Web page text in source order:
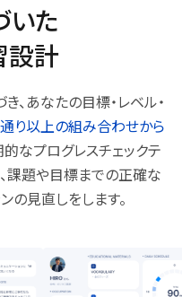
いた
設計
き、あなたの目標・レベル・
り以上の組み合わせから
的なプログレスチェックテ
課題や目標までの正確な
の見直しをします。